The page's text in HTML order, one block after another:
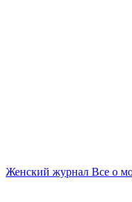
Женский журнал Все о